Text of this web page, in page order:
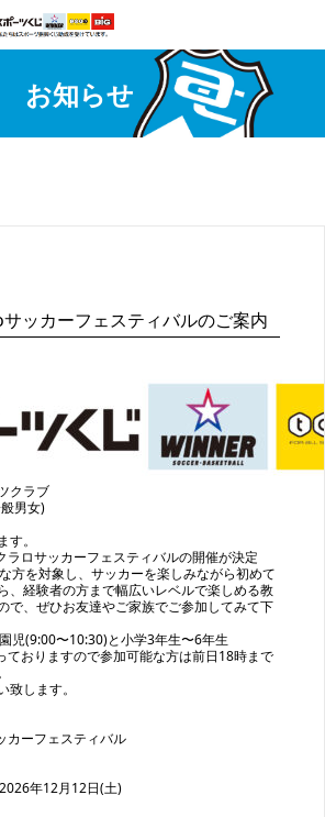
お知らせ
ッカーフェスティバルのご案内
クラブ
男女)
。
ラロサッカーフェスティバルの開催が決定
方を対象し、サッカーを楽しみながら初めて
、経験者の方まで幅広いレベルで楽しめる教
で、ぜひお友達やご家族でご参加してみて下
児(9:00〜10:30)と小学3年生〜6年生
ておりますので参加可能な方は前日18時まで
します。
カーフェスティバル
年12月12日(土)